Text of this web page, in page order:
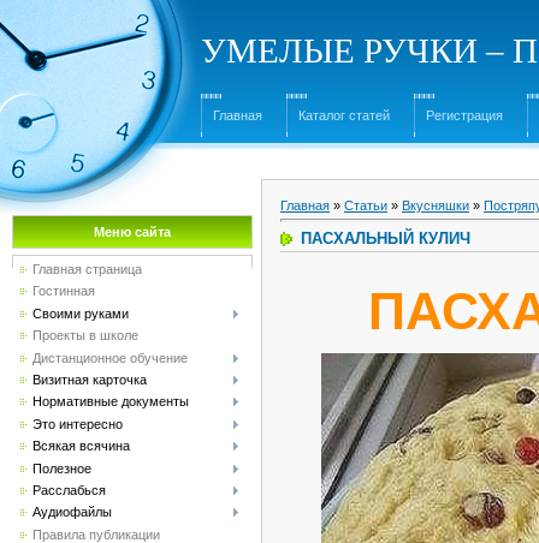
УМЕЛЫЕ РУЧКИ –
Главная Каталог статей Регистрация
Меню сайта
Главная страница
Гостинная
Своими руками
Проекты в школе
Дистанционное обучение
Визитная карточка
Нормативные документы
Это интересно
Всякая всячина
Полезное
Расслабься
Аудиофайлы
Правила публикации
Главная » Статьи » Вкусняшки »
ПАСХАЛЬНЫЙ КУЛИЧ